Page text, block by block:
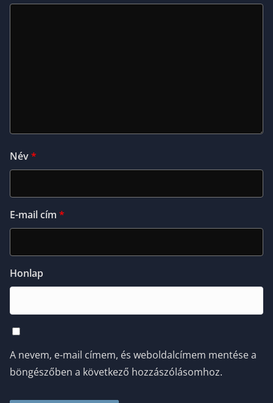
Név*
E-mail cím *
Honlap
A nevem, e-mail címem, és weboldalcímem mentése a
böngészőben a következő hozzászólásomhoz.